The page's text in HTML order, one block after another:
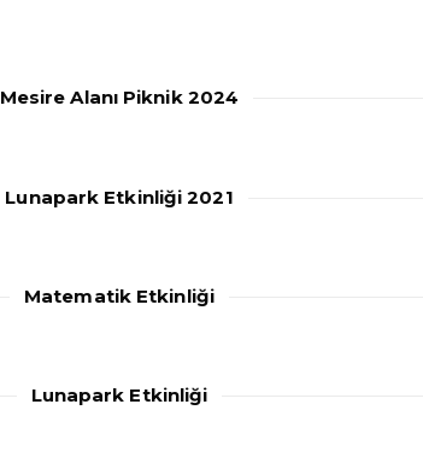
Mesire Alanı Piknik 2024
Lunapark Etkinliği 2021
Matematik Etkinliği
Lunapark Etkinliği